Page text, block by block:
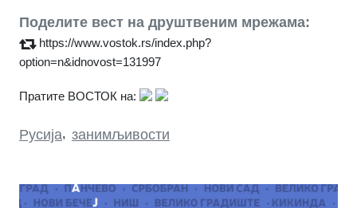
Поделите вест на друштвеним мрежама:
https://www.vostok.rs/index.php?
option=n&idnovost=131997
Пратите ВОСТОК на:
Русија, занимљивости